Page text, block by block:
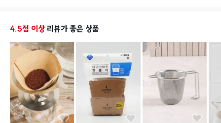
4.5점 이상 리뷰가 좋은 상품